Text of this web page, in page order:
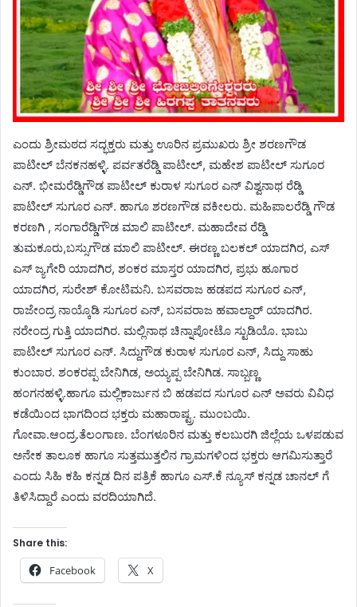
ಎಂದು ಶ್ರೀಮಠದ ಸದ್ಭಕ್ತರು ಮತ್ತು ಊರಿನ ಪ್ರಮುಖರು ಶ್ರೀ ಶರಣಗೌಡ
ಪಾಟೀಲ್ ಬೆನಕನಹಳ್ಳಿ. ಪರ್ವತರೆಡ್ಡಿ ಪಾಟೀಲ್, ಮಹೇಶ ಪಾಟೀಲ್ ಸುಗೂರ
ಎನ್. ಭೀಮರೆಡ್ಡಿಗೌಡ ಪಾಟೀಲ್ ಕುರಾಳ ಸುಗೂರ ಎನ್ ‌ವಿಶ್ವನಾಥ ರೆಡ್ಡಿ
ಪಾಟೀಲ್ ಸುಗೂರ ಎನ್. ಹಾಗೂ ಶರಣಗೌಡ ವಕೀಲರು. ಮಹಿಪಾಲರೆಡ್ಡಿ ಗೌಡ
ಕರಣಗಿ , ಸಂಗಾರೆಡ್ಡಿಗೌಡ ಮಾಲಿ ಪಾಟೀಲ್. ಮಹಾದೇವ ರೆಡ್ಡಿ
ತುಮಕೂರು,ಬಸ್ಸುಗೌಡ ಮಾಲಿ ಪಾಟೀಲ್. ಈರಣ್ಣ ಬಲಕಲ್ ಯಾದಗಿರ, ಎಸ್
ಎಸ್ ಜ್ಯಗೇರಿ ಯಾದಗಿರ, ಶಂಕರ ಮಾಸ್ತರ ಯಾದಗಿರ, ಪ್ರಭು ಹೂಗಾರ
ಯಾದಗಿರ, ಸುರೇಶ್ ಕೋಟಿಮನಿ. ಬಸವರಾಜ ಹಡಪದ ಸುಗೂರ ಎನ್,
ರಾಜೇಂದ್ರ ನಾಯ್ಕೊಡಿ ಸುಗೂರ ಎನ್, ಬಸವರಾಜ ಹವಾಲ್ದಾರ್ ಯಾದಗಿರ.
ನರೇಂದ್ರ ಗುತ್ತಿ ಯಾದಗಿರ. ಮಲ್ಲಿನಾಥ ಚಿನ್ನಾಪೋಟೊ ಸ್ಟುಡಿಯೊ. ಭಾಬು
ಪಾಟೀಲ್ ಸುಗೂರ ಎನ್. ಸಿದ್ದುಗೌಡ ಕುರಾಳ ಸುಗೂರ ಎನ್, ಸಿದ್ದು ಸಾಹು
ಕುಂಬಾರ. ಶಂಕರಪ್ಪ ಬೇನಿಗಿಡ, ಅಯ್ಯಪ್ಪ ಬೇನಿಗಿಡ. ಸಾಬ್ಬಣ್ಣ
ಹಂಗನಹಳ್ಳಿ.ಹಾಗೂ ಮಲ್ಲಿಕಾರ್ಜುನ ಬಿ ಹಡಪದ ಸುಗೂರ ಎನ್ ಅವರು ವಿವಿಧ
ಕಡೆಯಿಂದ ಭಾಗದಿಂದ ಭಕ್ತರು ಮಹಾರಾಷ್ಟ್ರ. ಮುಂಬಯಿ.
ಗೋವಾ.ಆಂದ್ರ.ತೆಲಂಗಾಣ. ಬೆಂಗಳೂರಿನ ಮತ್ತು ಕಲಬುರಗಿ ಜಿಲ್ಲೆಯ ಒಳಪಡುವ
ಅನೇಕ ತಾಲೂಕ ಹಾಗೂ ಸುತ್ತಮುತ್ತಲಿನ ಗ್ರಾಮಗಳಿಂದ ಭಕ್ತರು ಆಗಮಿಸುತ್ತಾರೆ
ಎಂದು ಸಿಹಿ ಕಹಿ ಕನ್ನಡ ದಿನ ಪತ್ರಿಕೆ ಹಾಗೂ ಎಸ್.ಕೆ ನ್ಯೂಸ್ ಕನ್ನಡ ಚಾನಲ್ ಗೆ
ತಿಳಿಸಿದ್ದಾರೆ ಎಂದು ವರದಿಯಾಗಿದೆ.
Share this:
Facebook X